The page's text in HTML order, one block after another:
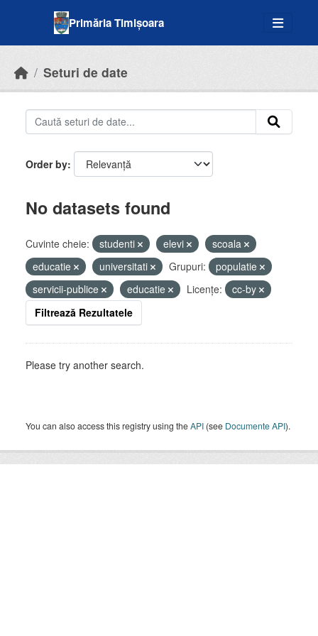
Primăria Timișoara
Seturi de date
Order by
No datasets found
Cuvinte cheie: studenti elevi
scoala
educatie
universitati Grupuri:
populatie
servicii-publice
educatie Licenţe:
cc-by
Filtrează Rezultatele
Please try another search.
You can also access this registry using theAPI (see Documente API).